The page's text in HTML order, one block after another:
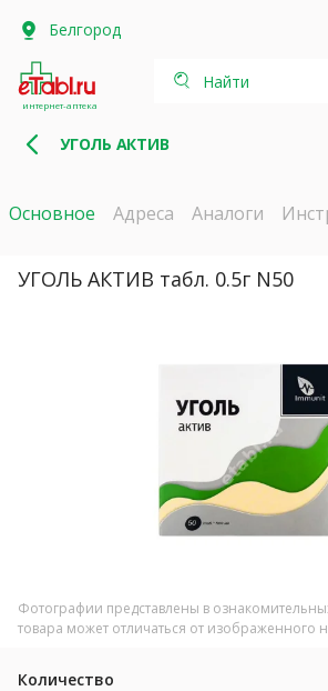
Белгород
интернет-аптека
Найти
УГОЛЬ АКТИВ
Основное Адреса Аналоги
УГОЛЬ АКТИВ табл. 0.5г N50
Фотографии представлены в
товара может отличаться от изображенного
Количество